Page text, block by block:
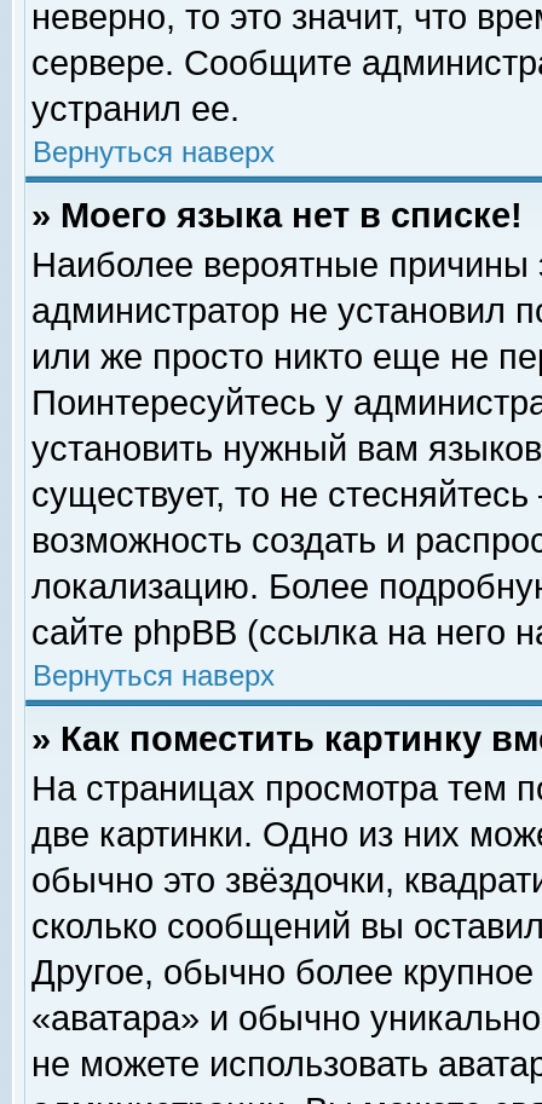
неверно, то это значит, что
сервере. Сообщите
устранил ее.
Вернуться наверх
» Моего языка нет в списке!
Наиболее вероятные причины
администратор не установил
или же просто никто еще не
Поинтересуйтесь у
установить нужный вам
существует, то не
возможность создать и
локализацию. Более
сайте phpBB (ссылка на него
Вернуться наверх
» Как поместить картинку
На страницах просмотра тем
две картинки. Одно из них
обычно это звёздочки,
сколько сообщений вы
Другое, обычно более
«аватара» и обычно
не можете использовать